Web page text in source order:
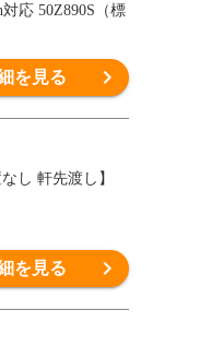
応 50Z890S（標
を見る
し 軒先渡し】
を見る